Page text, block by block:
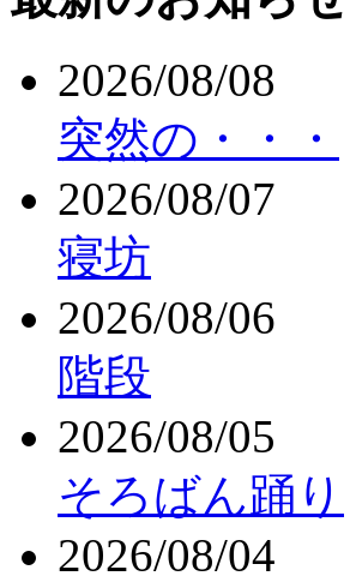
2026/08/08
突然の・・・
2026/08/07
寝坊
2026/08/06
階段
2026/08/05
そろばん踊り
2026/08/04